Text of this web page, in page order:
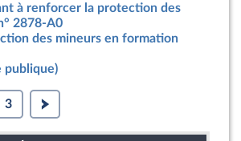
à renforcer la protection des
2878-A0
des mineurs en formation
publique)
3